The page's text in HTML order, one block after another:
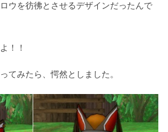
ウを彷彿とさせるデザインだったんで
！！
てみたら、愕然としました。